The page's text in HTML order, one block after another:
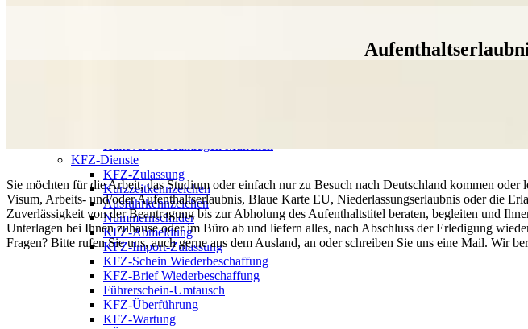
KFZ-Dienste
KFZ-Zulassung
Kurzzeitkennzeichen
Ausfuhrkennzeichen
Nummernschilder
KFZ-Abmeldung
KFZ-Import-Zulassung
KFZ-Schein Wiederbeschaffung
KFZ-Brief Wiederbeschaffung
Führerschein-Umtausch
KFZ-Überführung
KFZ-Wartung
Sie möchten für die Arbeit, das Studium oder einfach nur zu Besuch nach Deutschland kommen
Visum, Arbeits- und/oder Aufenthaltserlaubnis, Blaue Karte EU, Niederlassungserlaubnis oder die
Zuverlässigkeit von der Beantragung bis zur Abholung des Aufenthaltstitel beraten, begleiten und
Unterlagen bei Ihnen zuhause oder im Büro ab und liefern alles, nach Abschluss der Erledigung
Fragen? Bitte rufen Sie uns, auch gerne aus dem Ausland, an oder schreiben Sie uns eine Mail. Wir